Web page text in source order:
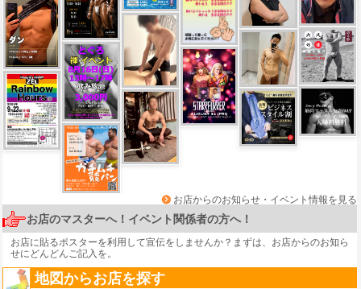
お店からのお知らせ・イベント情報を見る
お店のマスターへ！イベント関係者の方へ！
お店に貼るポスターを利用して宣伝をしませんか？まずは、 お店からのお知ら
せにどんどんご記入を。
地図からお店を探す